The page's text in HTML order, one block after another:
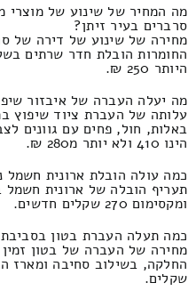
מה המחיר של שינוע של מוצרי
סרברים בעיר זיתן?
מחירה של שינוע של דירה של
היותר 250 ₪.
מה יעלה העברה של איבזור
עלותה של העברת ציוד שיפוץ
באלות, חול, פחים עם גוונים
הינו 410 ולא יותר מ280 ₪.
כמה עולה הובלת ארונית חשמל
ומקסימום 270 שקלים חדשים.
כמה תעלה העברת בטון בסביבת
מחירה של העברה של בטון זמין
שקלים.